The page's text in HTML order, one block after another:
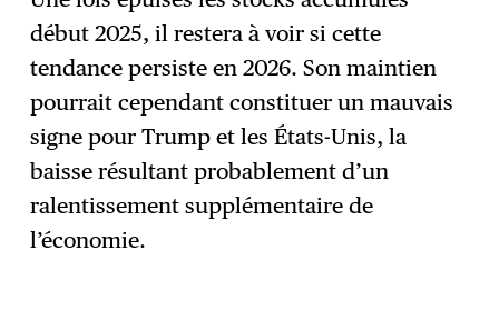
début 2025, il restera à voir si cette
tendance persiste en 2026. Son maintien
pourrait cependant constituer un mauvais
signe pour Trump et les États-Unis, la
baisse résultant probablement d’un
ralentissement supplémentaire de
l’économie.